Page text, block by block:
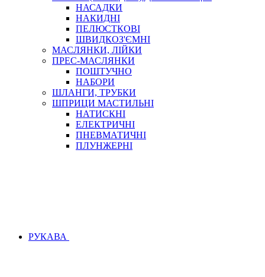
НАСАДКИ
НАКИДНІ
ПЕЛЮСТКОВІ
ШВИДКОЗ'ЄМНІ
МАСЛЯНКИ, ЛІЙКИ
ПРЕС-МАСЛЯНКИ
ПОШТУЧНО
НАБОРИ
ШЛАНГИ, ТРУБКИ
ШПРИЦИ МАСТИЛЬНІ
НАТИСКНІ
ЕЛЕКТРИЧНІ
ПНЕВМАТИЧНІ
ПЛУНЖЕРНІ
РУКАВА